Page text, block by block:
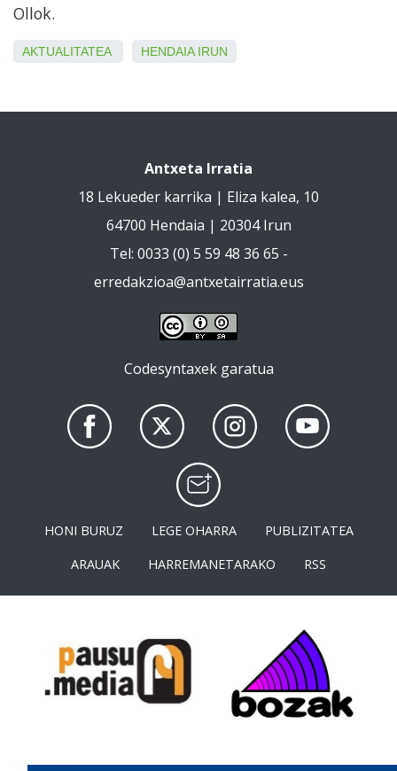
Ollok.
AKTUALITATEA HENDAIA IRUN
Antxeta Irratia
18 Lekueder karrika | Eliza kalea, 10
64700 Hendaia | 20304 Irun
Tel: 0033 (0) 5 59 48 36 65 -
erredakzioa@antxetairratia.eus
Codesyntaxek garatua
HONI BURUZ LEGE OHARRA
PUBLIZITATEA
ARAUAK
HARREMANETARAKO RSS